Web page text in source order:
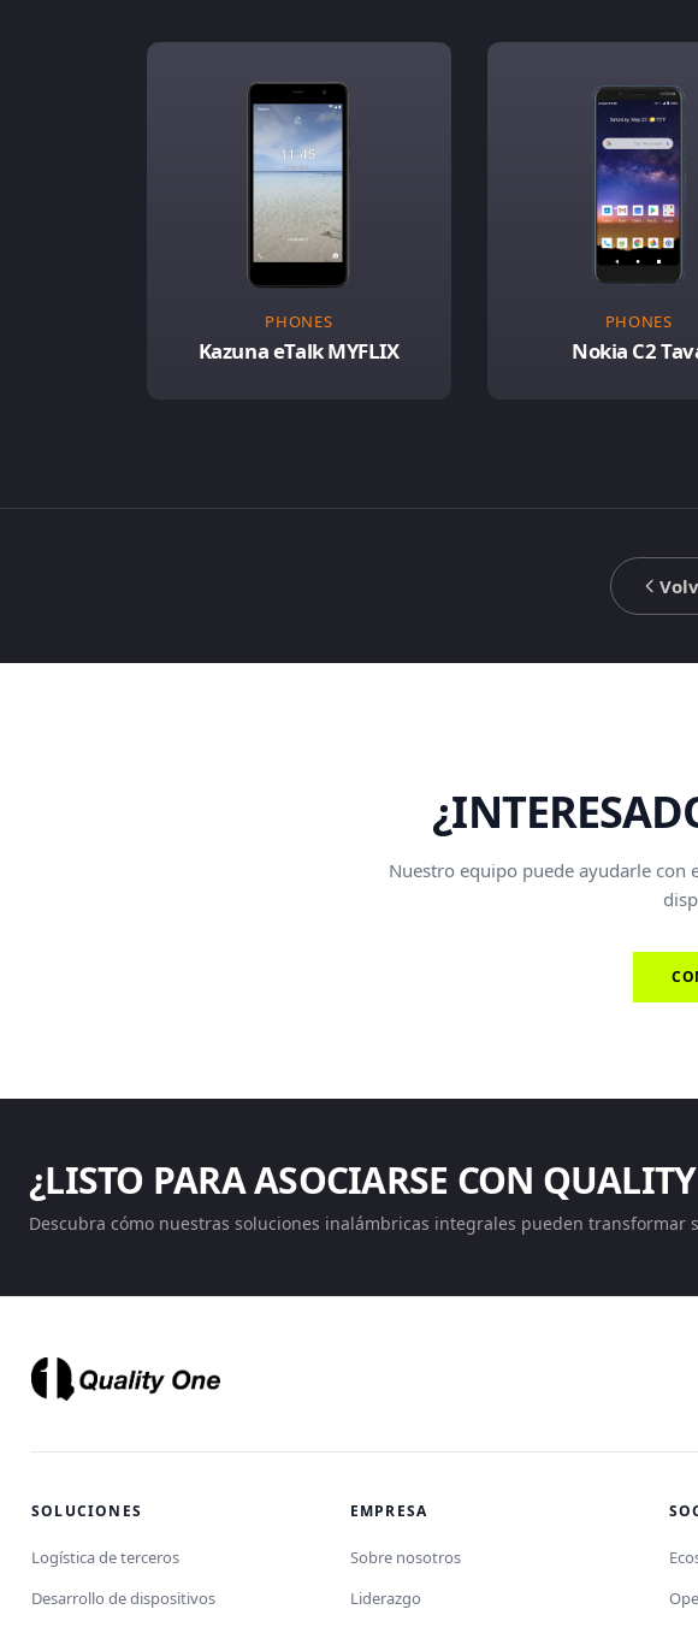
PHONES
Kazuna eTalk MYFLIX
PHONES
Nokia C2
Nuestro equipo puede ayudarle con
¿LISTO PARA ASOCIARSE CON
Descubra cómo nuestras soluciones inalámbricas integrales pueden transformar
SOLUCIONES
Logística de terceros
Desarrollo de dispositivos
EMPRESA
Sobre nosotros
Liderazgo